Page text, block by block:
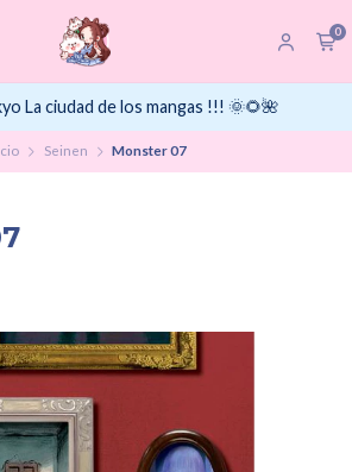
0
La ciudad de los mangas !!! 🌞🌻🌺
Seinen Monster 07